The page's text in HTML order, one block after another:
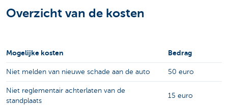
Overzicht van de kosten
Mogelijke kosten Bedrag
Niet melden van nieuwe schade aan de auto 50 euro
Niet reglementair achterlaten van de
standplaats
15 euro